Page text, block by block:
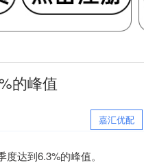
的峰值
嘉汇优配
达到6.3%的峰值。